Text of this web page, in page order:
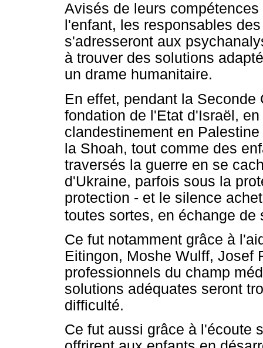
Avisés de leurs
l'enfant, les responsables
s'adresseront aux
à trouver des solutions
un drame humanitaire.
En effet, pendant la
fondation de l'Etat d'Israël,
clandestinement en
la Shoah, tout comme des
traversés la guerre en se
d'Ukraine, parfois sous la
protection - et le silence
toutes sortes, en échange
Ce fut notamment grâce à
Eitingon, Moshe Wulff, Josef
professionnels du champ
solutions adéquates seront
difficulté.
Ce fut aussi grâce à l'écoute